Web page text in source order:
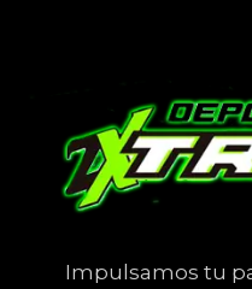
Impulsamos tu